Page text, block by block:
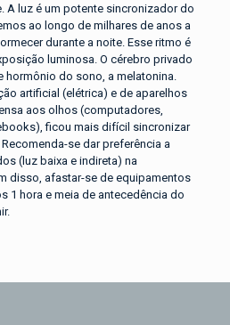
A luz é um potente sincronizador do
ao longo de milhares de anos a
durante a noite. Esse ritmo é
luminosa. O cérebro privado
hormônio do sono, a melatonina.
artificial (elétrica) e de aparelhos
aos olhos (computadores,
ficou mais difícil sincronizar
se dar preferência a
(luz baixa e indireta) na
disso, afastar-se de equipamentos
1 hora e meia de antecedência do